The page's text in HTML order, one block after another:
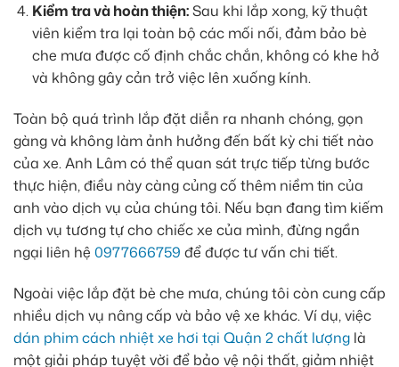
Kiểm tra và hoàn thiện:Sau khi lắp xong, kỹ thuật
viên kiểm tra lại toàn bộ các mối nối, đảm bảo bè
che mưa được cố định chắc chắn, không có khe hở
và không gây cản trở việc lên xuống kính.
Toàn bộ quá trình lắp đặt diễn ra nhanh chóng, gọn
gàng và không làm ảnh hưởng đến bất kỳ chi tiết nào
của xe. Anh Lâm có thể quan sát trực tiếp từng bước
thực hiện, điều này càng củng cố thêm niềm tin của
anh vào dịch vụ của chúng tôi. Nếu bạn đang tìm kiếm
dịch vụ tương tự cho chiếc xe của mình, đừng ngần
ngại liên hệ 0977666759 để được tư vấn chi tiết.
Ngoài việc lắp đặt bè che mưa, chúng tôi còn cung cấp
nhiều dịch vụ nâng cấp và bảo vệ xe khác. Ví dụ, việc
dán phim cách nhiệt xe hơi tại Quận 2 chất lượng là
một giải pháp tuyệt vời để bảo vệ nội thất, giảm nhiệt